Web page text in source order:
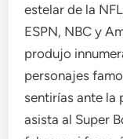
estelar de la
ESPN, NBC y
produjo
personajes
sentirías ante la
asista al Super